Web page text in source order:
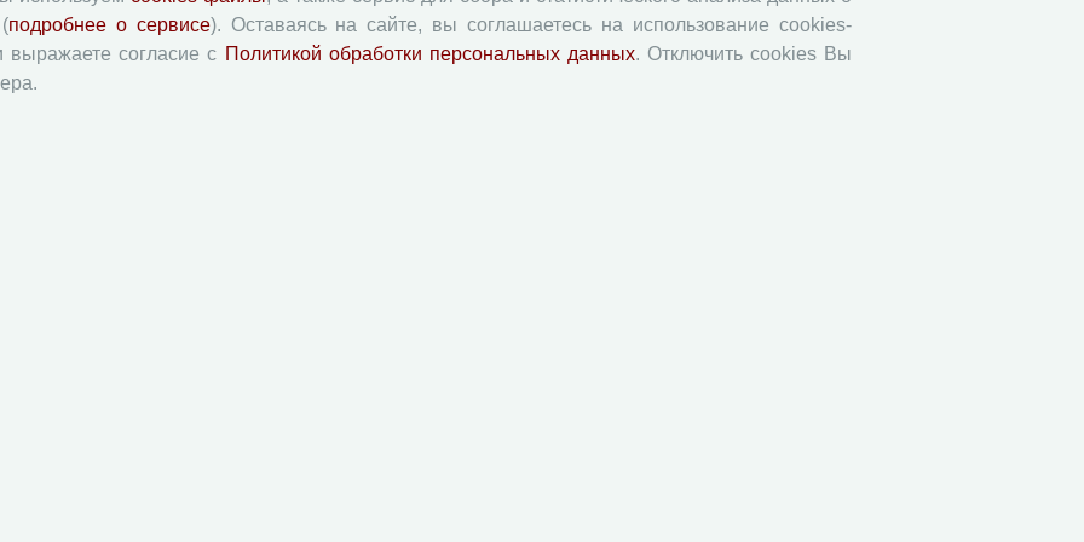
Михайлович
С. 221-239
PDF
Юный экономист
АгроЗооТехника
подробнее о сервисе). Оставаясь на сайте, вы соглашаетесь на использование cookies-
выражаете согласие с Политикой обработки персональных данных. Отключить cookies Вы